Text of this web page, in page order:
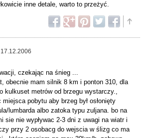
inne detale, warto to przeżyć.
czekając na śnieg ...
obecnie mam silnik 8 km i ponton 310, dla
kulkuset metrów od brzegu wystarczy.,
pobytu aby brzeg był osłonięty
lumbarda albo zatoka typu zuljana. bo na
sie nie wypływac 2-3 dni z uwagi na wiatr i
przy 2 osobacg do wejscia w ślizg co ma